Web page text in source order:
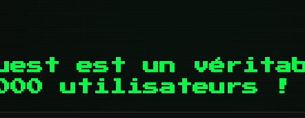
est un
000 utilisateurs !